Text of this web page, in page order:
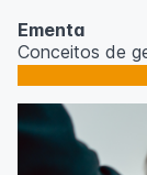
Ementa
Conceitos de
Promoção de
resultados;
Método PDCA
Técnicas de